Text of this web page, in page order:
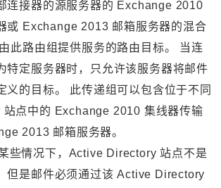
连接器的源服务器的 Exchange 2010
或 Exchange 2013 邮箱服务器的混合
此路由组提供服务的路由目标。 当连
特定服务器时，只允许该服务器将邮件
义的目标。 此传递组可以包含位于不同
点中的 Exchange 2010 集线器传输
2013 邮箱服务器。
些情况下，Active Directory 站点不是
但是邮件必须通过该 Active Directory